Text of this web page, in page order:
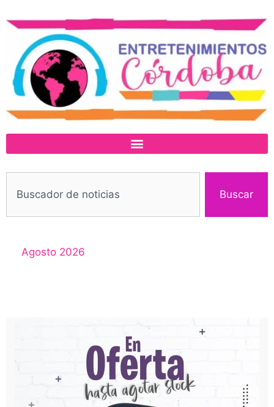
Buscar
Agosto 2026